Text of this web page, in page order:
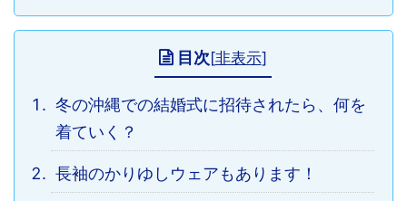
目次[非表示]
冬の沖縄での結婚式に招待されたら、何を
着ていく？
長袖のかりゆしウェアもあります！